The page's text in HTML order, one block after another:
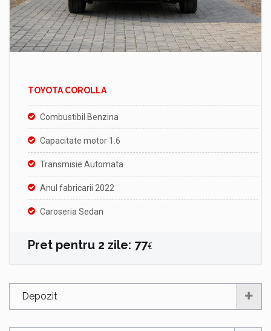
TOYOTA COROLLA
Combustibil Benzina
Capacitate motor 1.6
Transmisie Automata
Anul fabricarii 2022
Caroseria Sedan
Pret pentru 2 zile: 77€
Depozit